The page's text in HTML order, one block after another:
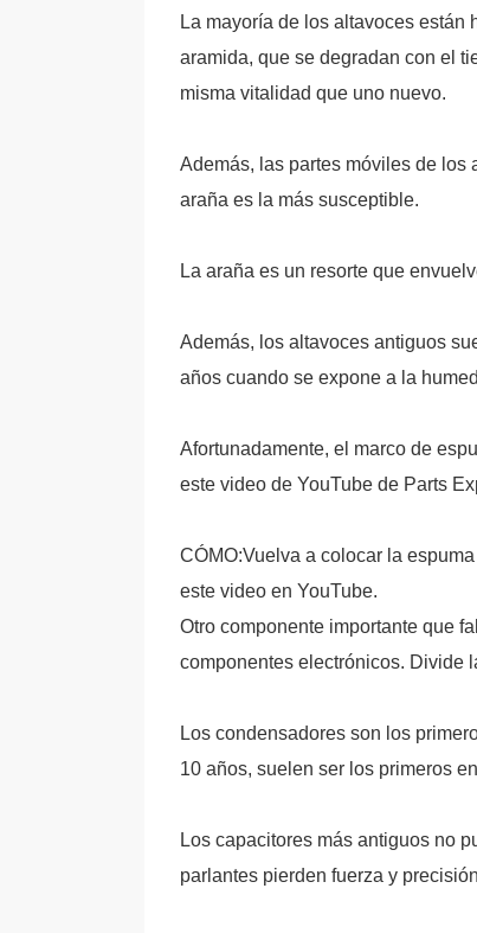
La mayoría de los altavoces
aramida, que se degradan con el
misma vitalidad que uno nuevo.
Además, las partes móviles de los
araña es la más susceptible.
La araña es un resorte que
Además, los altavoces antiguos
años cuando se expone a la
Afortunadamente, el marco de
este video de YouTube de Parts
CÓMO:Vuelva a colocar la
este video en YouTube.
Otro componente importante que
componentes electrónicos. Divide
Los condensadores son los
10 años, suelen ser los primeros
Los capacitores más antiguos no
parlantes pierden fuerza y